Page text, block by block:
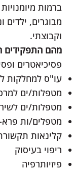
ברמות
מבוגרים, ילדים
וקבוצתי.
מהם התפקידים
פסיכיאטרים
עו"ס למחלקות
מטפלות/ים
מטפלות/ים
מטפלים/ות פרא-
קלינאות
ריפוי בעיסוק
פיזיותרפיה